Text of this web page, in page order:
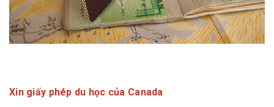
Xin giấy phép du học của Canada